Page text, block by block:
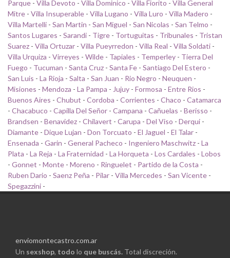
Parque - Villa Devoto - Villa Dominico - Villa Fiorito - Villa General
Mitre - Villa Insuperable - Villa Lugano - Villa Luro - Villa Madero -
Villa Martelli - San Martin - San Miguel - San Nicolas - San Telmo -
Santos Lugares - Sarandi - Tigre - Tortuguitas - Tribunales - Tristan
Suarez - Villa Ortuzar - Villa Pueyrredon - Villa Real - Villa Soldati -
Villa Urquiza - Virreyes - Wilde - Tapiales - Temperley - Tierra Del
Fuego - Tucuman - Santa Cruz - Santa Fe - Santiago Del Estero -
San Luis - La Rioja - Salta - San Juan - Rio Negro - Neuquen -
Misiones - Mendoza - La Pampa - Jujuy - Formosa - Entre Rios -
Buenos Aires - Chubut - Cordoba - Corrientes - Chaco - Catamarca
- Chacabuco - Capilla Del Señor - Campana - Cañuelas - Berisso -
Brandsen - Benavidez - Chilavert - Carupa - Del Viso - Derqui -
Diamante - Dique Lujan - Don Torcuato - El Jaguel - El Talar -
Ensenada - Garin - General Pacheco - Ingeniero Maschwitz - La
Plata - La Reja - La Fraternidad - La Horqueta - Los Cardales - Lobos
- Gonnet - Monte - Moreno - Ringuelet - Partido de la Costa -
Ruben Dario - Saenz Peña - Pilar - Villa Mercedes - San Vicente -
Spegazzini -
enviomontecastro.com.ar
Un sexshop, todo lo que buscás. Total discreción.